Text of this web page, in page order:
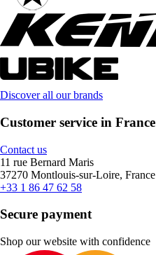
Discover all our brands
Customer service in France
Contact us
11 rue Bernard Maris
37270 Montlouis-sur-Loire, France
+33 1 86 47 62 58
Secure payment
Shop our website with confidence